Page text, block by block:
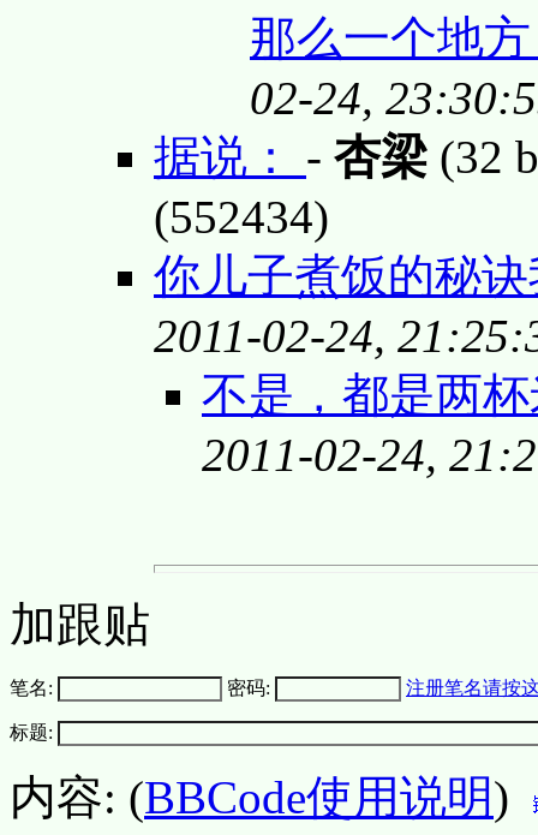
那么一个地
02-24,
据说： - 杏梁 (32
(552434)
你儿子煮饭的秘
2011-02-24,
不是，都是两
2011-02-24,
加跟贴
笔名: 密码: 注册笔名请按
标题:
内容: (BBCode使用说明)